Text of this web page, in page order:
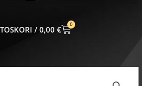
0,00 €
0
CART